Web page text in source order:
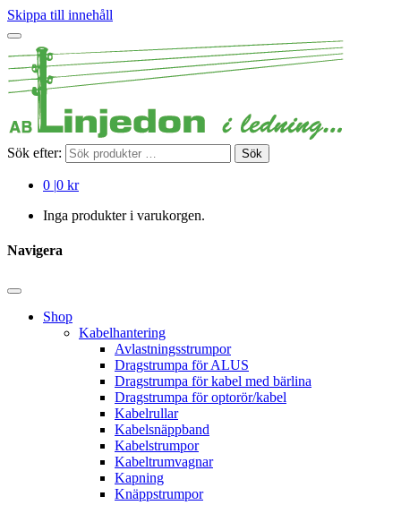
Skippa till innehåll
Sök efter: Sök
0 |0 kr
Inga produkter i varukorgen.
Navigera
Shop
Kabelhantering
Avlastningsstrumpor
Dragstrumpa för ALUS
Dragstrumpa för kabel med bärlina
Dragstrumpa för optorör/kabel
Kabelrullar
Kabelsnäppband
Kabelstrumpor
Kabeltrumvagnar
Kapning
Knäppstrumpor